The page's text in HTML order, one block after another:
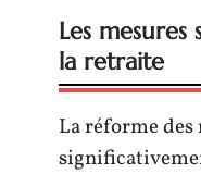
Les mesures
la retraite
La réforme